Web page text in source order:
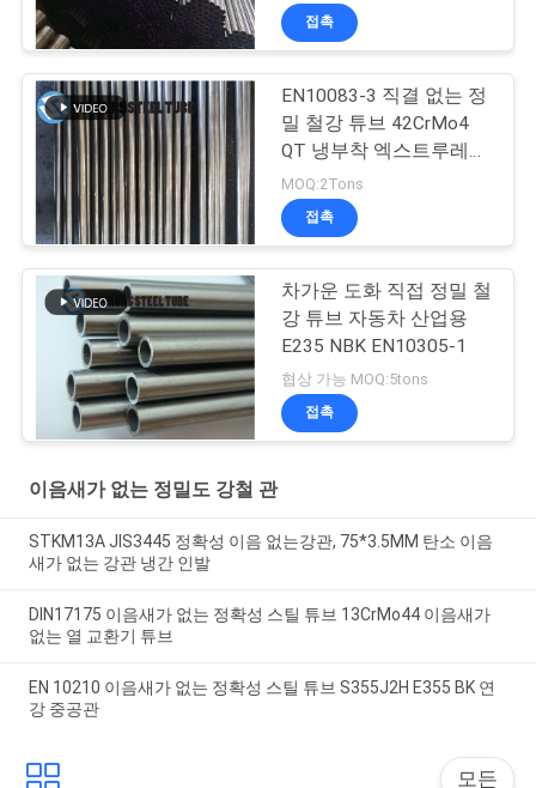
접촉
EN10083-3 직결 없는 정
밀 철강 튜브 42CrMo4
QT 냉부착 엑스트루레이
드
MOQ:2Tons
접촉
차가운 도화 직접 정밀 철
강 튜브 자동차 산업용
E235 NBK EN10305-1
협상 가능 MOQ:5tons
접촉
이음새가 없는 정밀도 강철 관
STKM13A JIS3445 정확성 이음 없는강관, 75*3.5MM 탄소 이음
새가 없는 강관 냉간 인발
DIN17175 이음새가 없는 정확성 스틸 튜브 13CrMo44 이음새가
없는 열 교환기 튜브
EN 10210 이음새가 없는 정확성 스틸 튜브 S355J2H E355 BK 연
강 중공관
모든